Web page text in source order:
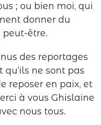
; ou bien moi, qui
donner du
peut-être.
des reportages
ne sont pas
reposer en paix, et
à vous Ghislaine
nous tous.